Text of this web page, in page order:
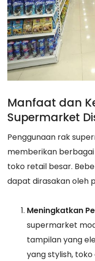
Manfaat dan
Supermarket
Penggunaan rak
memberikan
toko retail besar.
dapat dirasakan oleh
Meningkatkan
supermarket
tampilan yang
yang stylish,